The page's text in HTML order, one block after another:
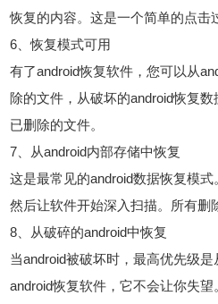
恢复的内容。这是一个简单的点击
6、恢复模式可用
有了android恢复软件，您可以从
除的文件，从破坏的android恢复
已删除的文件。
7、从android内部存储中恢复
这是最常见的android数据恢复模式
然后让软件开始深入扫描。所有删
8、从破碎的android中恢复
当android被破坏时，最高优先级
android恢复软件，它不会让你失